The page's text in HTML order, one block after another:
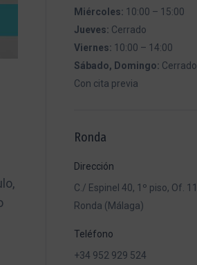
Miércoles: 10:00 – 15:00
Jueves: Cerrado
Viernes: 10:00 – 14:00
Sábado, Domingo: Cerrado
Con cita previa
Ronda
Dirección
C./ Espinel 40, 1º piso, Of. 11
Ronda (Málaga)
Teléfono
+34 952 929 524